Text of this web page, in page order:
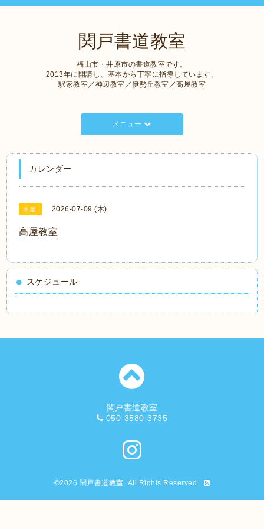
関戸書道教室
福山市・井原市の書道教室です。
2013年に開講し、基本から丁寧に指導しています。
駅家教室／神辺教室／伊勢丘教室／高屋教室
メニュー
カレンダー
高屋 2026-07-09 (木)
高屋教室
スケジュール
関戸書道教室
050-3580-3735
©2026 関戸書道教室. All Rights Reserved.